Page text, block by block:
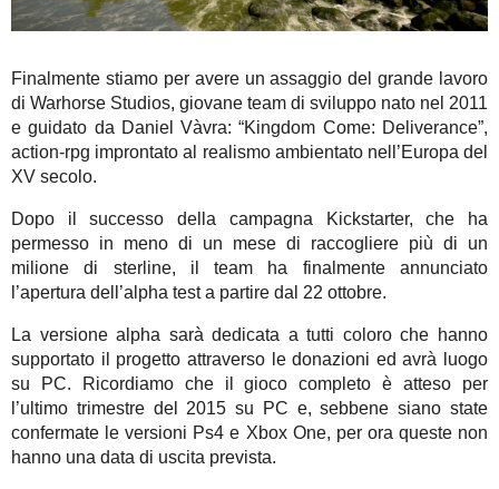
Finalmente stiamo per avere un assaggio del grande lavoro
di Warhorse Studios, giovane team di sviluppo nato nel 2011
e guidato da Daniel Vàvra: “Kingdom Come: Deliverance”,
action-rpg improntato al realismo ambientato nell’Europa del
XV secolo.
Dopo il successo della campagna Kickstarter, che ha
permesso in meno di un mese di raccogliere più di un
milione di sterline, il team ha finalmente annunciato
l’apertura dell’alpha test a partire dal 22 ottobre.
La versione alpha sarà dedicata a tutti coloro che hanno
supportato il progetto attraverso le donazioni ed avrà luogo
su PC. Ricordiamo che il gioco completo è atteso per
l’ultimo trimestre del 2015 su PC e, sebbene siano state
confermate le versioni Ps4 e Xbox One, per ora queste non
hanno una data di uscita prevista.